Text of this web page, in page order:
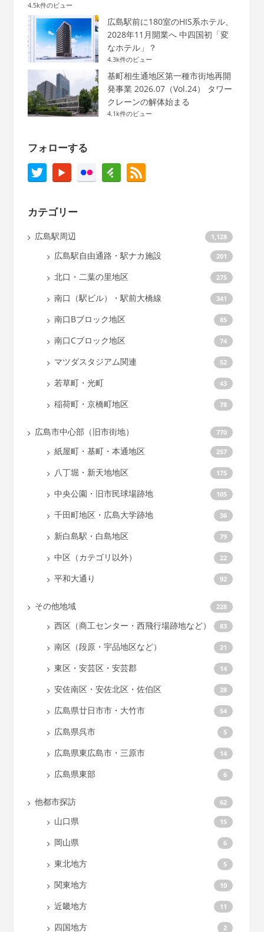
4.5k件のビュー
広島駅前に180室のHIS系ホテル、
2028年11月開業へ 中四国初「変
なホテル」？
4.3k件のビュー
基町相生通地区第一種市街地再開
発事業 2026.07（Vol.24） タワー
クレーンの解体始まる
4.1k件のビュー
フォローする
カテゴリー
広島駅周辺 1,128
広島駅自由通路・駅ナカ施設 201
北口・二葉の里地区 275
南口（駅ビル）・駅前大橋線 341
南口Bブロック地区 85
南口Cブロック地区 74
マツダスタジアム関連 52
若草町・光町 43
稲荷町・京橋町地区 78
広島市中心部（旧市街地） 770
紙屋町・基町・本通地区 257
八丁堀・新天地地区 175
中央公園・旧市民球場跡地 105
千田町地区・広島大学跡地 36
新白島駅・白島地区 79
中区（カテゴリ以外） 22
平和大通り 92
その他地域 228
西区（商工センター・西飛行場跡地など） 83
南区（段原・宇品地区など） 21
東区・安芸区・安芸郡 14
安佐南区・安佐北区・佐伯区 28
広島県廿日市市・大竹市 54
広島県呉市 5
広島県東広島市・三原市 14
広島県東部 6
他都市探訪 62
山口県 15
岡山県 6
東北地方 5
関東地方 10
近畿地方 11
四国地方 2